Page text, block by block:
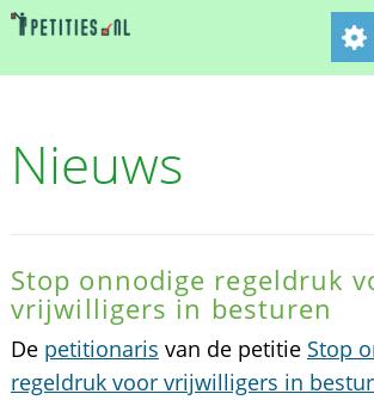
Nieuws
Stop onnodige regeldruk
vrijwilligers in besturen
De petitionaris van de petitie Stop
regeldruk voor vrijwilligers in